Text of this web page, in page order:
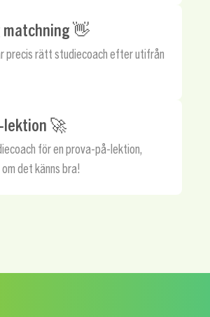
matchning 👋
precis rätt studiecoach efter utifrån
lektion 🚀
för en prova-på-lektion,
det känns bra!